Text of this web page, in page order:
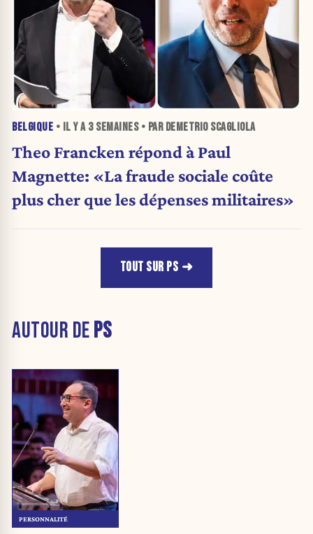
BELGIQUE • IL Y A 3 SEMAINES• PAR DEMETRIO SCAGLIOLA
Theo Francken répond à Paul
Magnette: «La fraude sociale coûte
plus cher que les dépenses militaires»
TOUT SUR PS
AUTOUR DEPS
PERSONNALITÉ